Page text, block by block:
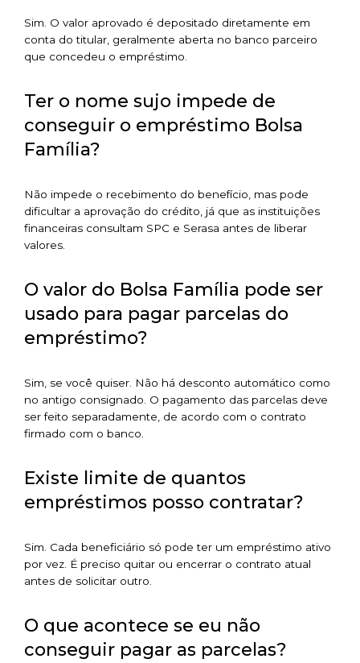
Sim. O valor aprovado é depositado diretamente em
conta do titular, geralmente aberta no banco parceiro
que concedeu o empréstimo.
Ter o nome sujo impede de
conseguir o empréstimo Bolsa
Família?
Não impede o recebimento do benefício, mas pode
dificultar a aprovação do crédito, já que as instituições
financeiras consultam SPC e Serasa antes de liberar
valores.
O valor do Bolsa Família pode ser
usado para pagar parcelas do
empréstimo?
Sim, se você quiser. Não há desconto automático como
no antigo consignado. O pagamento das parcelas deve
ser feito separadamente, de acordo com o contrato
firmado com o banco.
Existe limite de quantos
empréstimos posso contratar?
Sim. Cada beneficiário só pode ter um empréstimo ativo
por vez. É preciso quitar ou encerrar o contrato atual
antes de solicitar outro.
O que acontece se eu não
conseguir pagar as parcelas?